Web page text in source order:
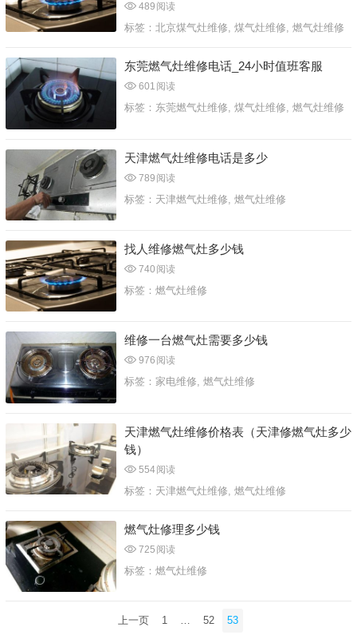
489 阅读
标签： 北京煤气灶维修, 煤气灶维修, 燃气灶维修
东莞燃气灶维修电话_24小时值班客服
601 阅读
标签： 东莞燃气灶维修, 煤气灶维修, 燃气灶维修
天津燃气灶维修电话是多少
789 阅读
标签： 天津燃气灶维修 燃气灶维修
找人维修燃气灶多少钱
740 阅读
标签： 燃气灶维修
维修一台燃气灶需要多少钱
976 阅读
标签： 家电维修, 燃气灶维修
天津燃气灶维修价格表（天津修燃气灶多少
钱）
554阅读
标签： 天津燃气灶维修 燃气灶维修
燃气灶修理多少钱
725 阅读
标签： 燃气灶维修
上一页 1 … 52 53